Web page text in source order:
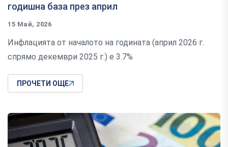
годишна база през април
15 Май, 2026
Инфлацията от началото на годината (април 2026 г.
спрямо декември 2025 г.) е 3.7%
ПРОЧЕТИ ОЩЕ